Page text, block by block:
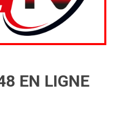
EN LIGNE